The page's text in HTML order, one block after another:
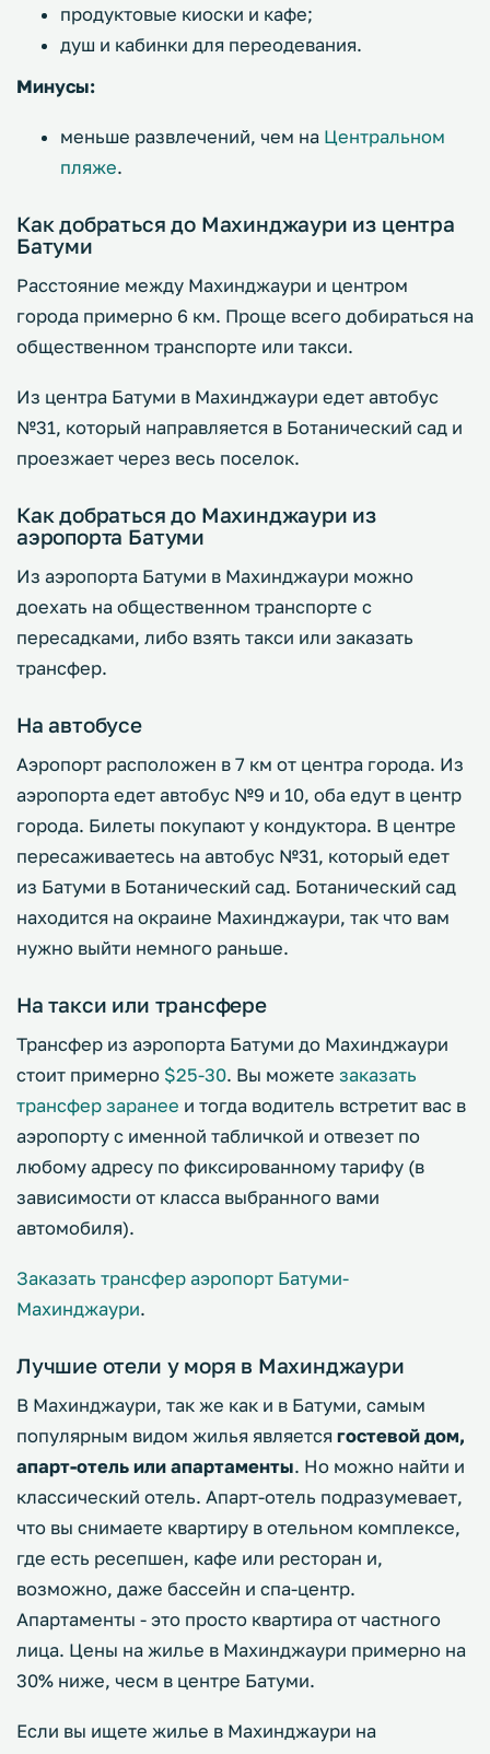
продуктовые киоски и кафе;
душ и кабинки для переодевания.
Минусы:
меньше развлечений, чем на Центральном
пляже.
Как добраться до Махинджаури из центра
Батуми
Расстояние между Махинджаури и центром
города примерно 6 км. Проще всего добираться на
общественном транспорте или такси.
Из центра Батуми в Махинджаури едет автобус
№31, который направляется в Ботанический сад и
проезжает через весь поселок.
Как добраться до Махинджаури из
аэропорта Батуми
Из аэропорта Батуми в Махинджаури можно
доехать на общественном транспорте с
пересадками, либо взять такси или заказать
трансфер.
На автобусе
Аэропорт расположен в 7 км от центра города. Из
аэропорта едет автобус №9 и 10, оба едут в центр
города. Билеты покупают у кондуктора. В центре
пересаживаетесь на автобус №31, который едет
из Батуми в Ботанический сад. Ботанический сад
находится на окраине Махинджаури, так что вам
нужно выйти немного раньше.
На такси или трансфере
Трансфер из аэропорта Батуми до Махинджаури
стоит примерно $25-30. Вы можете заказать
трансфер заранее и тогда водитель встретит вас в
аэропорту с именной табличкой и отвезет по
любому адресу по фиксированному тарифу (в
зависимости от класса выбранного вами
автомобиля).
Заказать трансфер аэропорт Батуми-
Махинджаури.
Лучшие отели у моря в Махинджаури
В Махинджаури, так же как и в Батуми, самым
популярным видом жилья является гостевой дом,
апарт-отель или апартаменты. Но можно найти и
классический отель. Апарт-отель подразумевает,
что вы снимаете квартиру в отельном комплексе,
где есть ресепшен, кафе или ресторан и,
возможно, даже бассейн и спа-центр.
Апартаменты - это просто квартира от частного
лица. Цены на жилье в Махинджаури примерно на
30% ниже, чесм в центре Батуми.
Если вы ищете жилье в Махинджаури на